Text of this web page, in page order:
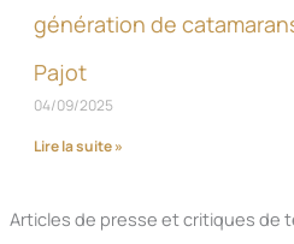
génération de
Pajot
04/09/2025
Lire la suite »
Articles de presse et critiques de